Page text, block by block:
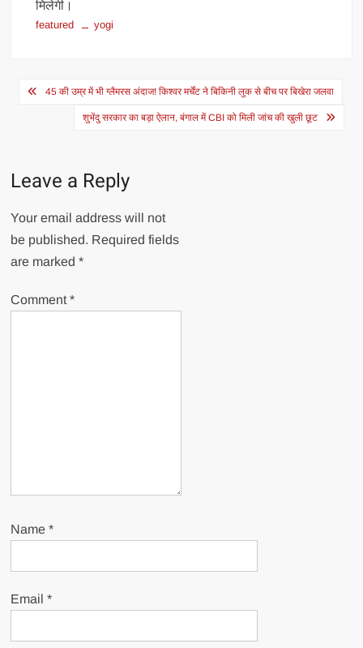
मिलेगी।
featured yogi
Post
navigation
45 की उम्र में भी ग्लैमरस अंदाज! किश्वर मर्चेंट ने बिकिनी लुक से बीच पर बिखेरा जलवा
शुभेंदु सरकार का बड़ा ऐलान, बंगाल में CBI को मिली जांच की खुली छूट
Leave a Reply
Your email address will not
be published. Required fields
are marked*
Comment*
Name*
Email*